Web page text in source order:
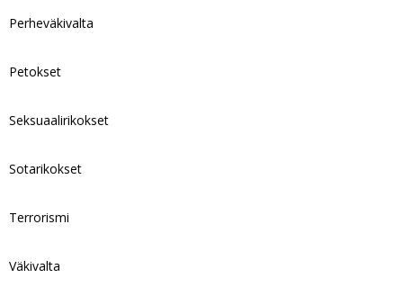
Perheväkivalta
Petokset
Seksuaalirikokset
Sotarikokset
Terrorismi
Väkivalta